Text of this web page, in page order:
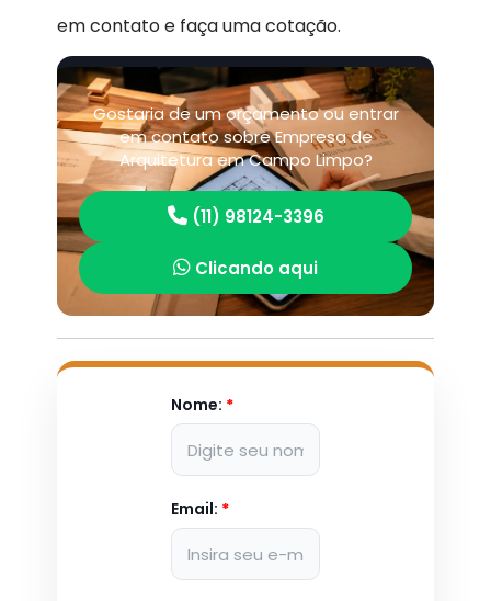
em contato e faça uma cotação.
Gostaria de um orçamento ou entrar
em contato sobre Empresa de
Arquitetura em Campo Limpo?
(11) 98124-3396
Clicando aqui
Nome: *
Email: *